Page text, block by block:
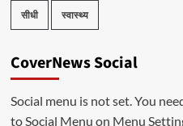
सीधी स्वास्थ्य
CoverNews Social
Social menu is not set. You
to Social Menu on Menu